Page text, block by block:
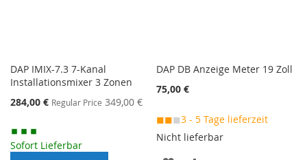
DAP IMIX-7.3 7-Kanal
Installationsmixer 3 Zonen
Special
284,00 € Regular Price 349,00 €
Sofort Lieferbar
DAP DB Anzeige Meter 19 Zoll
75,00 €
◼◼◼3 - 5 Tage lieferzeit
Nicht lieferbar